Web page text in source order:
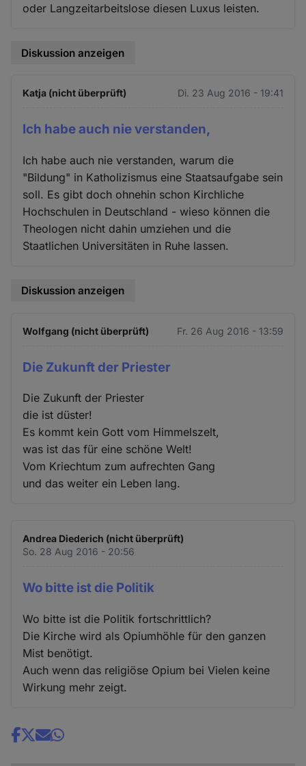
oder Langzeitarbeitslose diesen Luxus leisten.
Diskussion anzeigen
Katja (nicht überprüft) Di. 23 Aug 2016 - 19:41
Ich habe auch nie verstanden,
Ich habe auch nie verstanden, warum die
"Bildung" in Katholizismus eine Staatsaufgabe sein
soll. Es gibt doch ohnehin schon Kirchliche
Hochschulen in Deutschland - wieso können die
Theologen nicht dahin umziehen und die
Staatlichen Universitäten in Ruhe lassen.
Diskussion anzeigen
Wolfgang (nicht überprüft) Fr. 26 Aug 2016 - 13:59
Die Zukunft der Priester
Die Zukunft der Priester
die ist düster!
Es kommt kein Gott vom Himmelszelt,
was ist das für eine schöne Welt!
Vom Kriechtum zum aufrechten Gang
und das weiter ein Leben lang.
Andrea Diederich (nicht überprüft)
So. 28 Aug 2016 - 20:56
Wo bitte ist die Politik
Wo bitte ist die Politik fortschrittlich?
Die Kirche wird als Opiumhöhle für den ganzen
Mist benötigt.
Auch wenn das religiöse Opium bei Vielen keine
Wirkung mehr zeigt.
Share